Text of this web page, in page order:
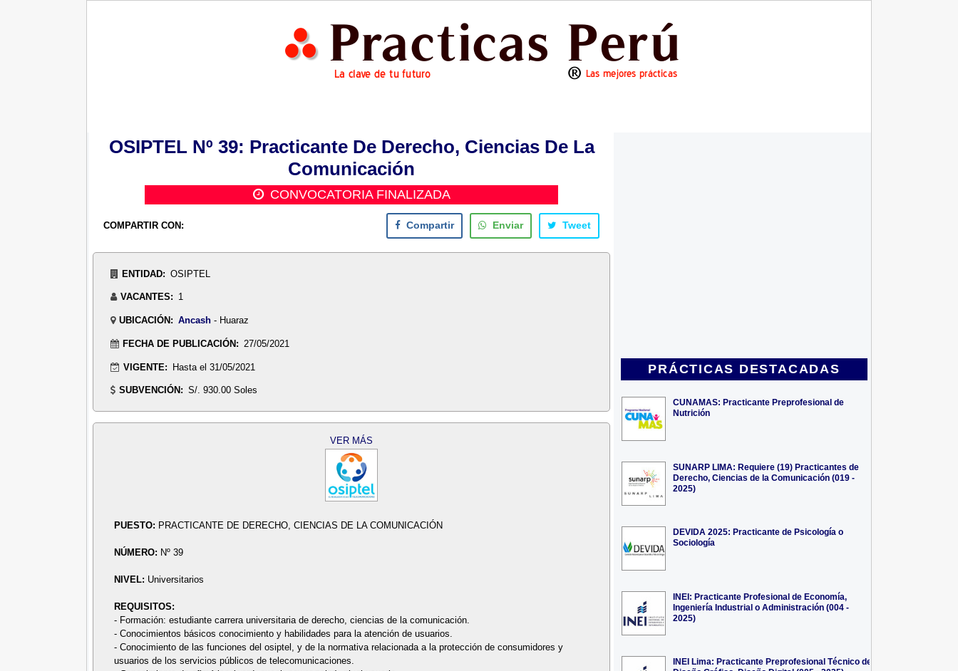
PRÁCTICAS DESTACADAS
CUNAMAS: Practicante Preprofesional de
Nutrición
SUNARP LIMA: Requiere (19) Practicantes de
Derecho, Ciencias de la Comunicación (019 -
2025)
DEVIDA 2025: Practicante de Psicología o
Sociología
INEI: Practicante Profesional de Economía,
Ingeniería Industrial o Administración (004 -
2025)
INEI Lima: Practicante Preprofesional Técnico de
OSIPTEL Nº 39: Practicante De Derecho, Ciencias De La
Comunicación
CONVOCATORIA FINALIZADA
COMPARTIR CON: Compartir Enviar Tweet
ENTIDAD: OSIPTEL
VACANTES: 1
UBICACIÓN: Ancash- Huaraz
FECHA DE PUBLICACIÓN: 27/05/2021
VIGENTE: Hasta el 31/05/2021
SUBVENCIÓN: S/. 930.00 Soles
VER MÁS
PUESTO: PRACTICANTE DE DERECHO, CIENCIAS DE LA COMUNICACIÓN
NÚMERO: Nº 39
NIVEL: Universitarios
REQUISITOS:
- Formación: estudiante carrera universitaria de derecho, ciencias de la comunicación.
- Conocimientos básicos conocimiento y habilidades para la atención de usuarios.
- Conocimiento de las funciones del osiptel, y de la normativa relacionada a la protección de consumidores y
usuarios de los servicios públicos de telecomunicaciones.